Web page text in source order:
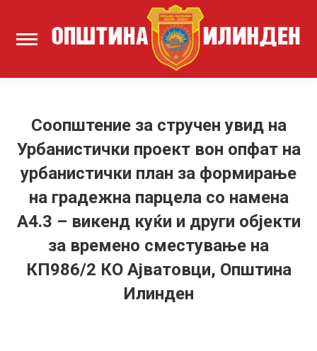
Соопштение за стручен увид на
Урбанистички проект вон опфат на
урбанистички план за формирање
на градежна парцела со намена
А4.3 – викенд куќи и други објекти
за времено сместување на
КП986/2 КО Ајватовци, Општина
Илинден